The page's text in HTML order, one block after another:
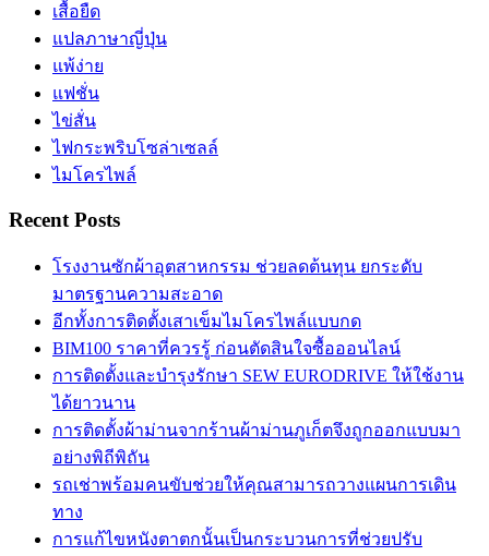
เสื้อยืด
แปลภาษาญี่ปุ่น
แพ้ง่าย
แฟชั่น
ไข่สั่น
ไฟกระพริบโซล่าเซลล์
ไมโครไพล์
Recent Posts
โรงงานซักผ้าอุตสาหกรรม ช่วยลดต้นทุน ยกระดับ
มาตรฐานความสะอาด
อีกทั้งการติดตั้งเสาเข็มไมโครไพล์แบบกด
BIM100 ราคาที่ควรรู้ ก่อนตัดสินใจซื้อออนไลน์
การติดตั้งและบำรุงรักษา SEW EURODRIVE ให้ใช้งาน
ได้ยาวนาน
การติดตั้งผ้าม่านจากร้านผ้าม่านภูเก็ตจึงถูกออกแบบมา
อย่างพิถีพิถัน
รถเช่าพร้อมคนขับช่วยให้คุณสามารถวางแผนการเดิน
ทาง
การแก้ไขหนังตาตกนั้นเป็นกระบวนการที่ช่วยปรับ